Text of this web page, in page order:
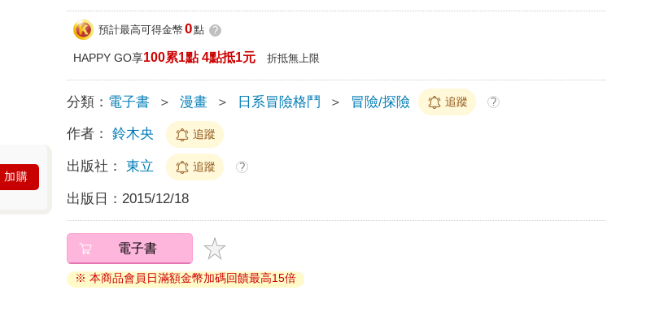
加購
預計最高可得金幣 0點 ?
HAPPY GO享100累1點 4點抵1元 折抵無上限
分類： 電子書 ＞ 漫畫 ＞ 日系冒險格鬥 ＞ 冒險/探險 追蹤 ?
作者： 鈴木央 追蹤
出版社： 東立 追蹤 ?
出版日： 2015/12/18
電子書
※ 本商品會員日滿額金幣加碼回饋最高15倍